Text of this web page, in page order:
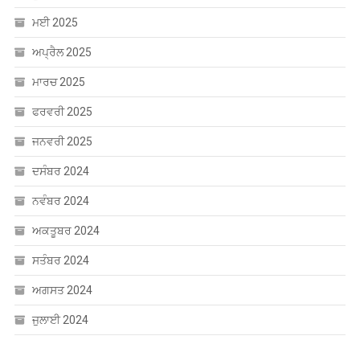
ਮਈ 2025
ਅਪ੍ਰੈਲ 2025
ਮਾਰਚ 2025
ਫਰਵਰੀ 2025
ਜਨਵਰੀ 2025
ਦਸੰਬਰ 2024
ਨਵੰਬਰ 2024
ਅਕਤੂਬਰ 2024
ਸਤੰਬਰ 2024
ਅਗਸਤ 2024
ਜੁਲਾਈ 2024